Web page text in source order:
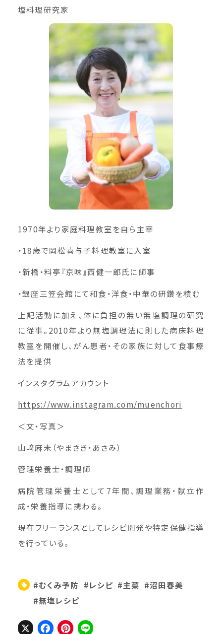
塩料理研究家
1970年より家庭料理教室を自ら主宰
・18歳で岡松喜与子料理教室に入室
・新橋・料亭『京味』西健一郎氏に師事
・銀座三笠会館にて和食・洋食・中華の研鑽を積む
上記活動に加え、体に負担の無い無塩調理の研究
に従事。2010年より無塩調理法に則した病床料理
教室を開催し、がん患者・その家族に対して食事療
法を提供
インスタグラムアカウント
https://www.instagram.com/muenchori
＜文・写真＞
山﨑麻未（やまさき・あさみ）
管理栄養士・調理師
病院管理栄養士として7年間、調理業務・献立作
成・栄養指導に携わる。
現在フリーランスとしてレシピ開発や特定保健指導
を行っている。
#むくみ予防 #レシピ #主菜 #沼田春美
#無塩レシピ
X Facebook
Pinterest